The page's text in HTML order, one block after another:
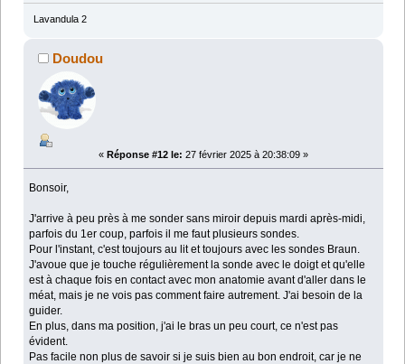
Lavandula 2
Doudou
« Réponse #12 le: 27 février 2025 à 20:38:09 »
Bonsoir,
J'arrive à peu près à me sonder sans miroir depuis mardi après-midi,
parfois du 1er coup, parfois il me faut plusieurs sondes.
Pour l'instant, c'est toujours au lit et toujours avec les sondes Braun.
J'avoue que je touche régulièrement la sonde avec le doigt et qu'elle
est à chaque fois en contact avec mon anatomie avant d'aller dans le
méat, mais je ne vois pas comment faire autrement. J'ai besoin de la
guider.
En plus, dans ma position, j'ai le bras un peu court, ce n'est pas
évident.
Pas facile non plus de savoir si je suis bien au bon endroit, car je ne